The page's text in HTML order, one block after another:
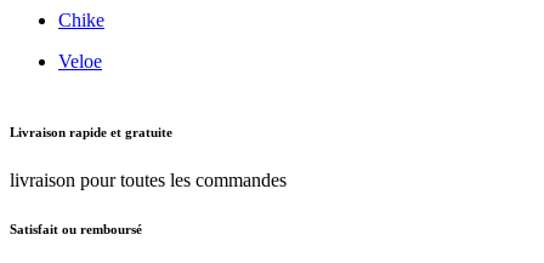
Chike
Veloe
Livraison rapide et gratuite
livraison pour toutes les commandes
Satisfait ou remboursé